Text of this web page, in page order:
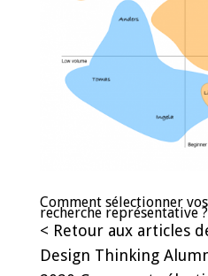
Comment sélectionner
recherche représentative ?
< Retour aux articles
Design Thinking